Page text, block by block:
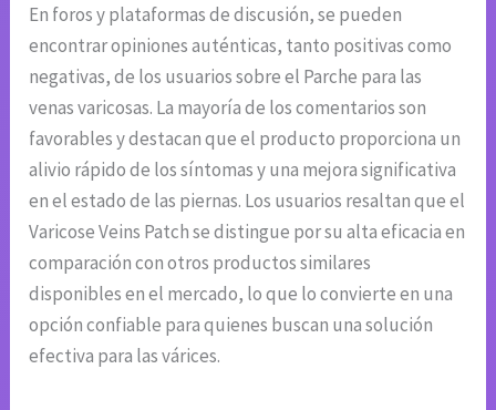
En foros y plataformas de discusión, se pueden
encontrar opiniones auténticas, tanto positivas como
negativas, de los usuarios sobre el Parche para las
venas varicosas. La mayoría de los comentarios son
favorables y destacan que el producto proporciona un
alivio rápido de los síntomas y una mejora significativa
en el estado de las piernas. Los usuarios resaltan que el
Varicose Veins Patch se distingue por su alta eficacia en
comparación con otros productos similares
disponibles en el mercado, lo que lo convierte en una
opción confiable para quienes buscan una solución
efectiva para las várices.